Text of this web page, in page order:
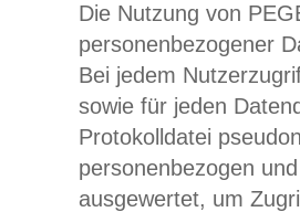
Die Nutzung von
personenbezogener
Bei jedem
sowie für jeden
Protokolldatei
personenbezogen
ausgewertet, um